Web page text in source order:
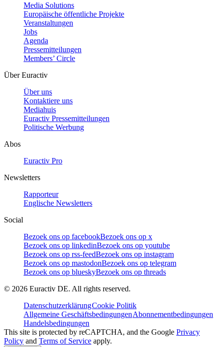
Media Solutions
Europäische öffentliche Projekte
Veranstaltungen
Jobs
Agenda
Pressemitteilungen
Members’ Circle
Über Euractiv
Über uns
Kontaktiere uns
Mediahuis
Euractiv Pressemitteilungen
Politische Werbung
Abos
Euractiv Pro
Newsletters
Rapporteur
Englische Newsletters
Social
Bezoek ons op facebookBezoek ons op x
Bezoek ons op linkedinBezoek ons op youtube
Bezoek ons op rss-feedBezoek ons op instagram
Bezoek ons op mastodonBezoek ons op telegram
Bezoek ons op blueskyBezoek ons op threads
© 2026 Euractiv DE. All rights reserved.
DatenschutzerklärungCookie Politik
Allgemeine GeschäftsbedingungenAbonnementbedingungen
Handelsbedingungen
This site is protected by reCAPTCHA, and the Google Privacy
Policy and Terms of Service apply.